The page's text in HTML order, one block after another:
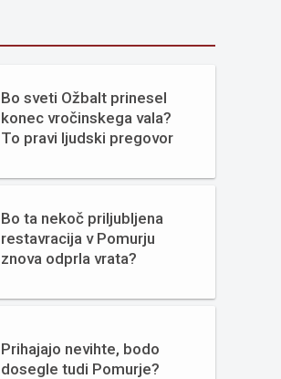
Bo sveti Ožbalt prinesel
konec vročinskega vala?
To pravi ljudski pregovor
Bo ta nekoč priljubljena
restavracija v Pomurju
znova odprla vrata?
Prihajajo nevihte, bodo
dosegle tudi Pomurje?